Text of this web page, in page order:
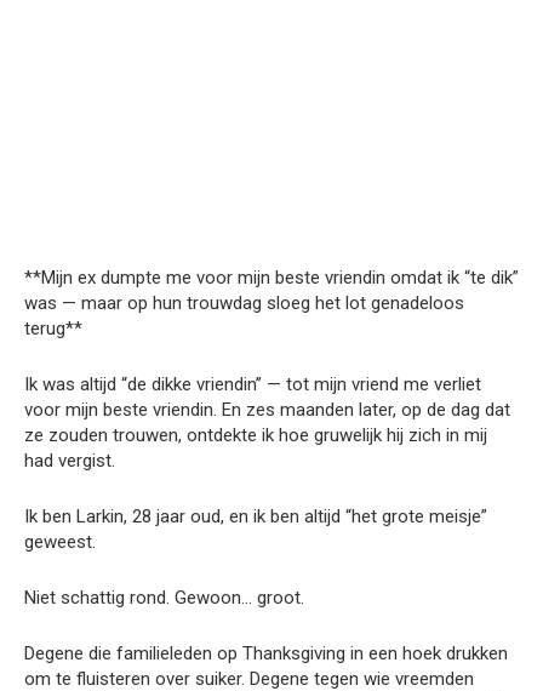
**Mijn ex dumpte me voor mijn beste vriendin omdat ik “te dik”
was — maar op hun trouwdag sloeg het lot genadeloos
terug**
Ik was altijd “de dikke vriendin” — tot mijn vriend me verliet
voor mijn beste vriendin. En zes maanden later, op de dag dat
ze zouden trouwen, ontdekte ik hoe gruwelijk hij zich in mij
had vergist.
Ik ben Larkin, 28 jaar oud, en ik ben altijd “het grote meisje”
geweest.
Niet schattig rond. Gewoon… groot.
Degene die familieleden op Thanksgiving in een hoek drukken
om te fluisteren over suiker. Degene tegen wie vreemden